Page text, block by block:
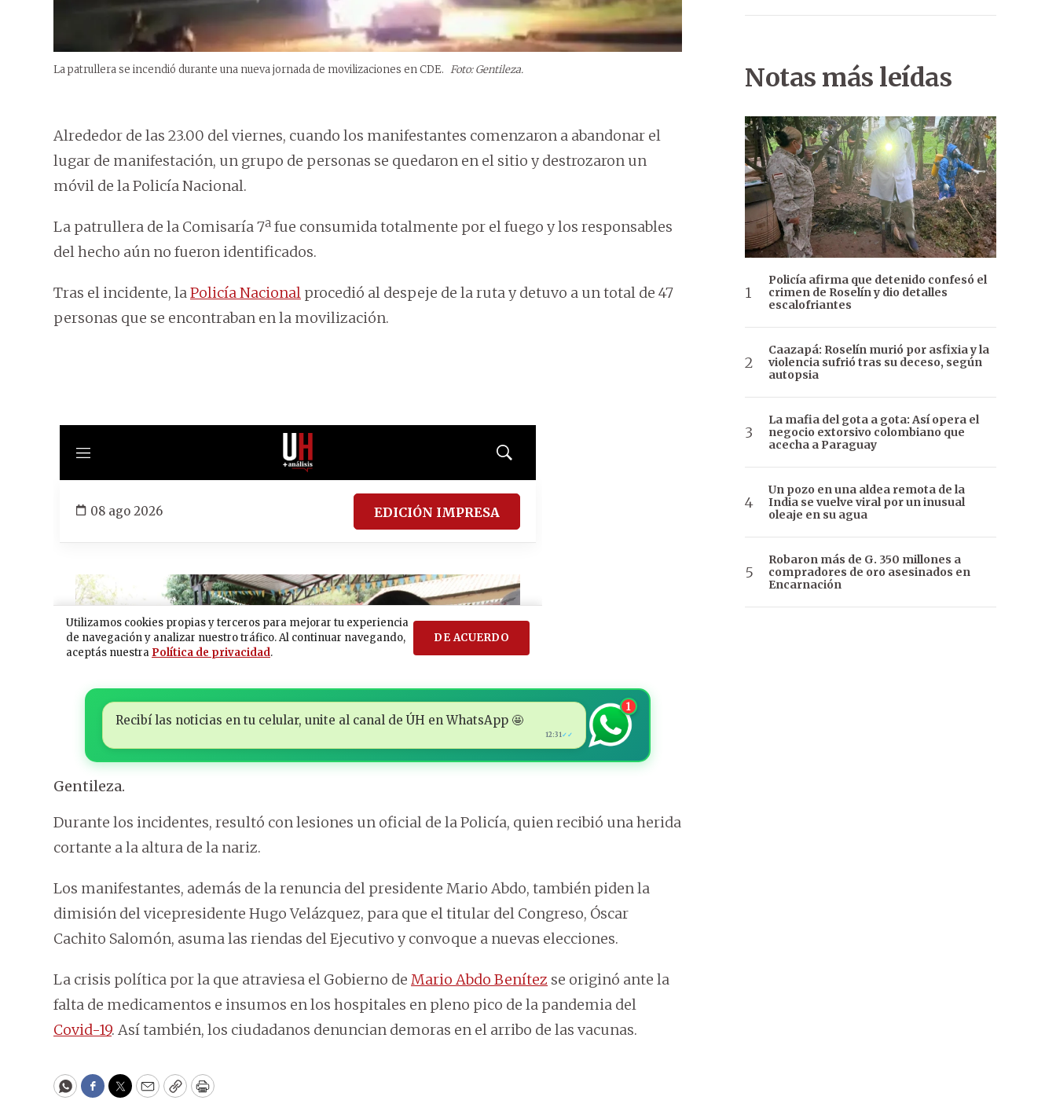
La patrullera se incendió durante una nueva jornada de movilizaciones en CDE. Foto: Gentileza.
Alrededor de las 23.00 del viernes, cuando los manifestantes comenzaron a abandonar el
lugar de manifestación, un grupo de personas se quedaron en el sitio y destrozaron un
móvil de la Policía Nacional.
La patrullera de la Comisaría 7ª fue consumida totalmente por el fuego y los responsables
del hecho aún no fueron identificados.
Tras el incidente, laPolicía Nacional procedió al despeje de la ruta y detuvo a un total de 47
personas que se encontraban en la movilización.
Recibí las noticias en tu celular, unite al canal de ÚH en WhatsApp 🤩
12:31✓✓
1
Gentileza.
Durante los incidentes, resultó con lesiones un oficial de la Policía, quien recibió una herida
cortante a la altura de la nariz.
Los manifestantes, además de la renuncia del presidente Mario Abdo, también piden la
dimisión del vicepresidente Hugo Velázquez, para que el titular del Congreso, Óscar
Cachito Salomón, asuma las riendas del Ejecutivo y convoque a nuevas elecciones.
La crisis política por la que atraviesa el Gobierno de Mario Abdo Benítez se originó ante la
falta de medicamentos e insumos en los hospitales en pleno pico de la pandemia del
Covid-19. Así también, los ciudadanos denuncian demoras en el arribo de las vacunas.
WhatsApp
Facebook
Twitter
EmailCopyPrint
Notas más leídas
Policía afirma que detenido confesó el
crimen de Roselín y dio detalles
escalofriantes
Caazapá: Roselín murió por asfixia y la
violencia sufrió tras su deceso, según
autopsia
La mafia del gota a gota: Así opera el
negocio extorsivo colombiano que
acecha a Paraguay
Un pozo en una aldea remota de la
India se vuelve viral por un inusual
oleaje en su agua
Robaron más de G. 350 millones a
compradores de oro asesinados en
Encarnación